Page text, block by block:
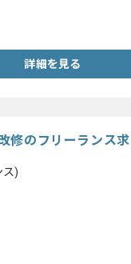
詳細を見る
修のフリーランス
ス)